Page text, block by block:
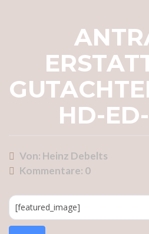
HD-
Von: Heinz Debelts
Kommentare: 0
[featured_image]